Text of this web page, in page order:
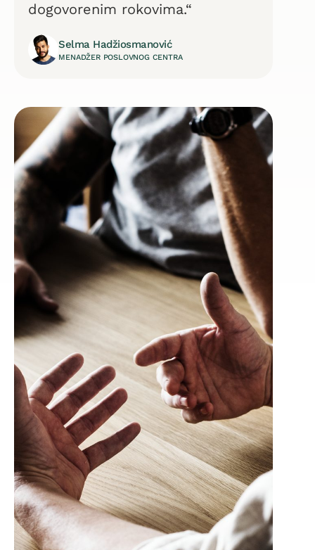
dogovorenim rokovima.“
Selma Hadžiosmanović
MENADŽER POSLOVNOG CENTRA